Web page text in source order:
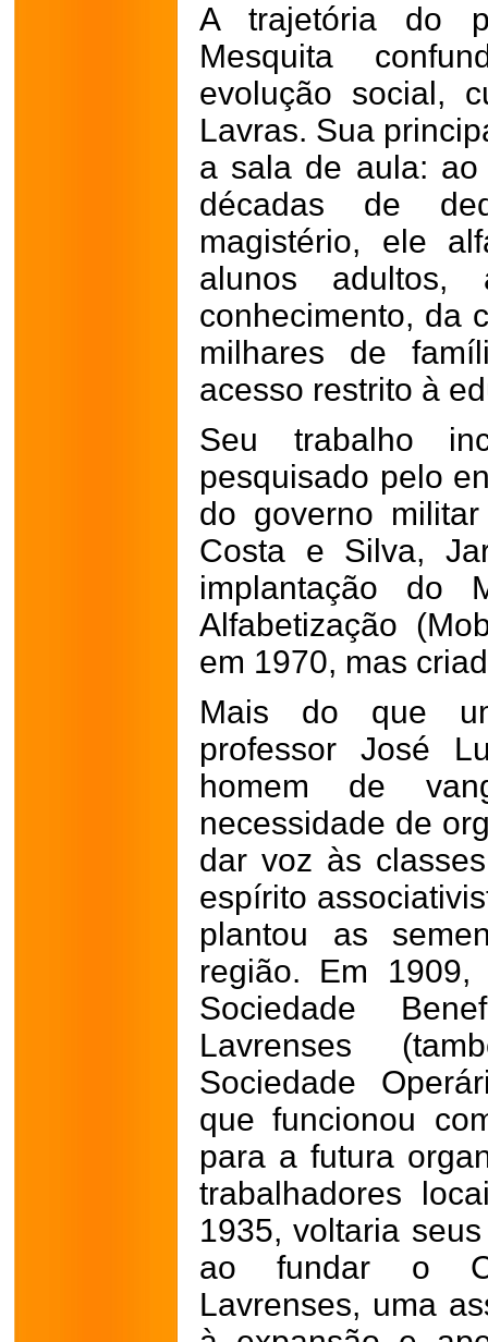
A trajetória do
Mesquita
evolução social,
Lavras. Sua
a sala de aula:
décadas de
magistério, ele
alunos
conhecimento, da
milhares de
acesso restrito à
Seu trabalho
pesquisado pelo
do governo
Costa e Silva,
implantação do
Alfabetização
em 1970, mas
Mais do que
professor José
homem de
necessidade de
dar voz às
espírito
plantou as
região. Em
Sociedade
Lavrenses
Sociedade
que funcionou
para a futura
trabalhadores
1935, voltaria
ao fundar o
Lavrenses, uma